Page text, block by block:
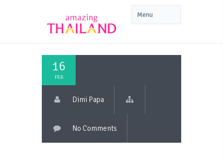
16
FEB
Dimi Papa
No Comments